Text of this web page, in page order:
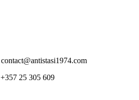
contact@antistasi1974.com
+357 25 305 609